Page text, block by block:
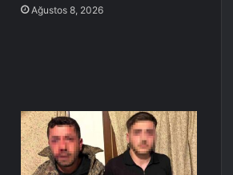
Ağustos 8, 2026